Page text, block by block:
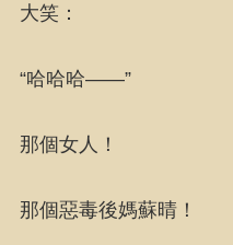
大笑：
“哈哈哈——”
那個女人！
那個惡毒後媽蘇晴！